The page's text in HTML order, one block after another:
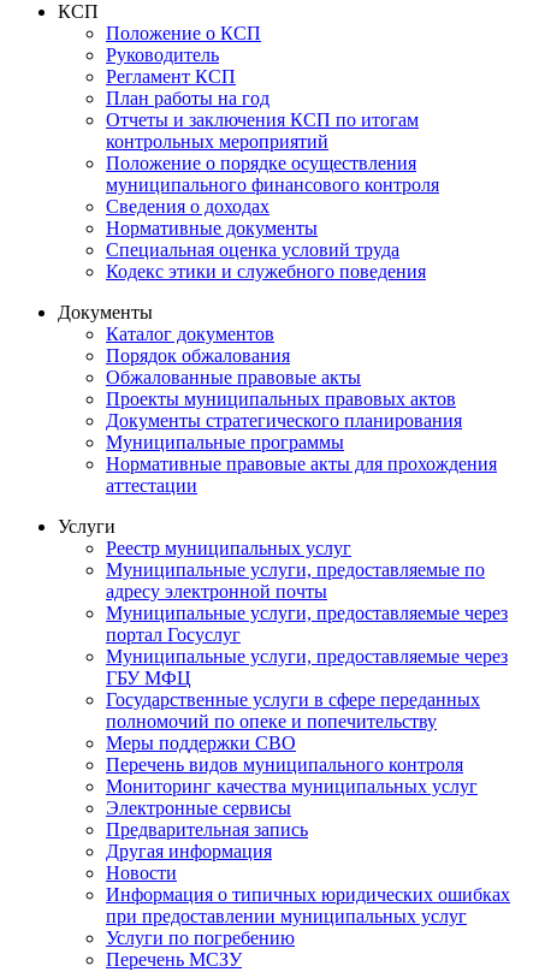
КСП
Положение о КСП
Руководитель
Регламент КСП
План работы на год
Отчеты и заключения КСП по итогам
контрольных мероприятий
Положение о порядке осуществления
муниципального финансового контроля
Сведения о доходах
Нормативные документы
Специальная оценка условий труда
Кодекс этики и служебного поведения
Документы
Каталог документов
Порядок обжалования
Обжалованные правовые акты
Проекты муниципальных правовых актов
Документы стратегического планирования
Муниципальные программы
Нормативные правовые акты для прохождения
аттестации
Услуги
Реестр муниципальных услуг
Муниципальные услуги, предоставляемые по
адресу электронной почты
Муниципальные услуги, предоставляемые через
портал Госуслуг
Муниципальные услуги, предоставляемые через
ГБУ МФЦ
Государственные услуги в сфере переданных
полномочий по опеке и попечительству
Меры поддержки СВО
Перечень видов муниципального контроля
Мониторинг качества муниципальных услуг
Электронные сервисы
Предварительная запись
Другая информация
Новости
Информация о типичных юридических ошибках
при предоставлении муниципальных услуг
Услуги по погребению
Перечень МСЗУ